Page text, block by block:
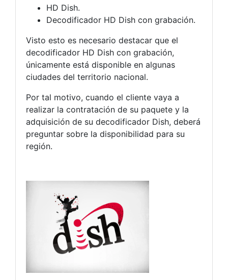
HD Dish.
Decodificador HD Dish con grabación.
Visto esto es necesario destacar que el
decodificador HD Dish con grabación,
únicamente está disponible en algunas
ciudades del territorio nacional.
Por tal motivo, cuando el cliente vaya a
realizar la contratación de su paquete y la
adquisición de su decodificador Dish, deberá
preguntar sobre la disponibilidad para su
región.